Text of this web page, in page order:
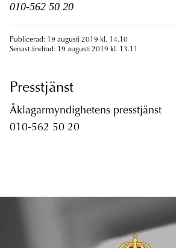
010-562 50 20
Publicerad: 19 augusti 2019 kl. 14.10
Senast ändrad: 19 augusti 2019 kl. 13.11
Presstjänst
Åklagarmyndighetens presstjänst
010-562 50 20